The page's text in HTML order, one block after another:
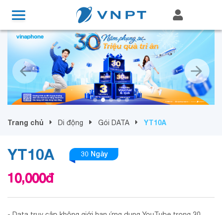
Trang chủ Di động Gói DATA YT10A
YT10A 30 Ngày
10,000đ